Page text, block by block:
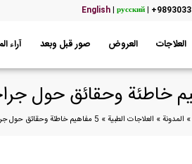
|
English|русский
العلاجات العروض صور قبل وبعد آراء
» المدونة» العلاجات الطبية» 5 مفاهيم خاطئة وحقائق حول جراحة إنقاص الوزن